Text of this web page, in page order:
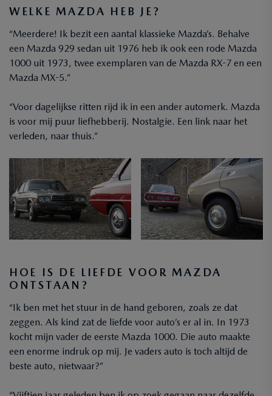
WELKE MAZDA HEB JE?
“Meerdere! Ik bezit een aantal klassieke Mazda’s. Behalve
een Mazda 929 sedan uit 1976 heb ik ook een rode Mazda
1000 uit 1973, twee exemplaren van de Mazda RX-7 en een
Mazda MX-5.”
“Voor dagelijkse ritten rijd ik in een ander automerk. Mazda
is voor mij puur liefhebberij. Nostalgie. Een link naar het
verleden, naar thuis.”
HOE IS DE LIEFDE VOOR MAZDA
ONTSTAAN?
“Ik ben met het stuur in de hand geboren, zoals ze dat
zeggen. Als kind zat de liefde voor auto’s er al in. In 1973
kocht mijn vader de eerste Mazda 1000. Die auto maakte
een enorme indruk op mij. Je vaders auto is toch altijd de
beste auto, nietwaar?”